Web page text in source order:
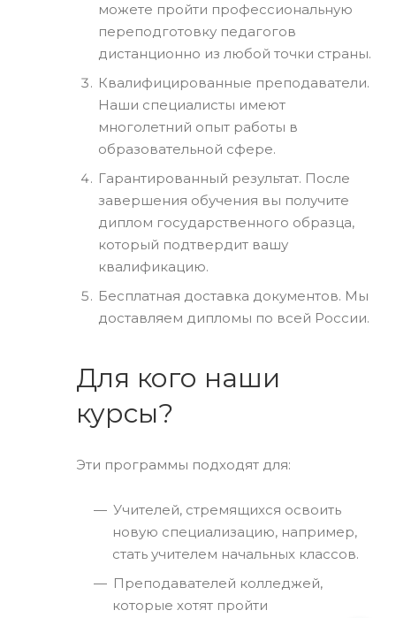
можете пройти профессиональную
переподготовку педагогов
дистанционно из любой точки страны.
Квалифицированные преподаватели.
Наши специалисты имеют
многолетний опыт работы в
образовательной сфере.
Гарантированный результат. После
завершения обучения вы получите
диплом государственного образца,
который подтвердит вашу
квалификацию.
Бесплатная доставка документов. Мы
доставляем дипломы по всей России.
Для кого наши
курсы?
Эти программы подходят для:
Учителей, стремящихся освоить
новую специализацию, например,
стать учителем начальных классов.
Преподавателей колледжей,
которые хотят пройти